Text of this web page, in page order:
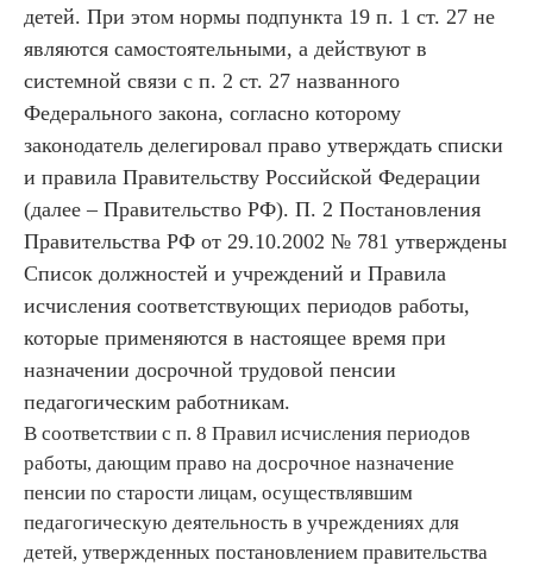
детей. При этом нормы подпункта 19 п. 1 ст. 27 не
являются самостоятельными, а действуют в
системной связи с п. 2 ст. 27 названного
Федерального закона, согласно которому
законодатель делегировал право утверждать списки
и правила Правительству Российской Федерации
(далее – Правительство РФ). П. 2 Постановления
Правительства РФ от 29.10.2002 № 781 утверждены
Список должностей и учреждений и Правила
исчисления соответствующих периодов работы,
которые применяются в настоящее время при
назначении досрочной трудовой пенсии
педагогическим работникам.
В соответствии с п. 8 Правил исчисления периодов
работы, дающим право на досрочное назначение
пенсии по старости лицам, осуществлявшим
педагогическую деятельность в учреждениях для
детей, утвержденных постановлением правительства